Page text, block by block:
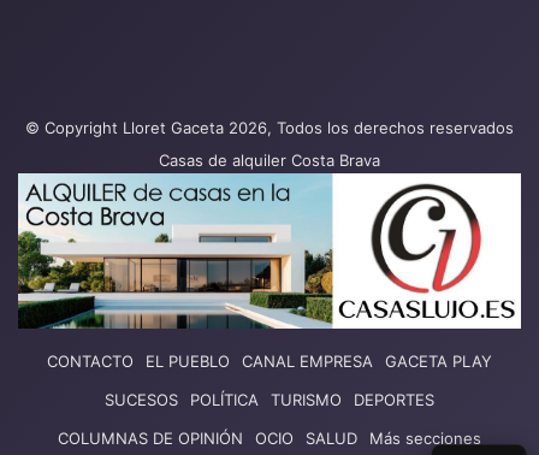
© Copyright Lloret Gaceta 2026, Todos los derechos reservados
Casas de alquiler Costa Brava
CONTACTO EL PUEBLO CANAL EMPRESA
GACETA PLAY
SUCESOS
POLÍTICA TURISMO
DEPORTES
COLUMNAS DE OPINIÓN
OCIO SALUD Más secciones